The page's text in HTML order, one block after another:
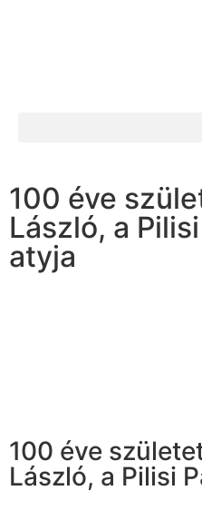
100 éve
László, a
atyja
100 éve
László, a Pilisi